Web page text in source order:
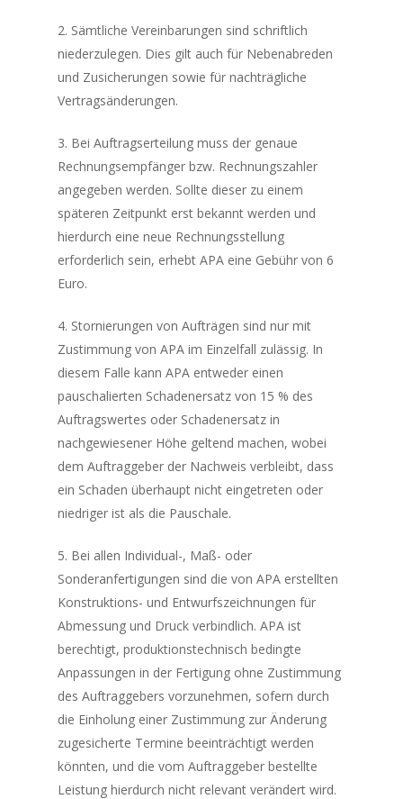
2. Sämtliche Vereinbarungen sind schriftlich
niederzulegen. Dies gilt auch für Nebenabreden
und Zusicherungen sowie für nachträgliche
Vertragsänderungen.
3. Bei Auftragserteilung muss der genaue
Rechnungsempfänger bzw. Rechnungszahler
angegeben werden. Sollte dieser zu einem
späteren Zeitpunkt erst bekannt werden und
hierdurch eine neue Rechnungsstellung
erforderlich sein, erhebt APA eine Gebühr von 6
Euro.
4. Stornierungen von Aufträgen sind nur mit
Zustimmung von APA im Einzelfall zulässig. In
diesem Falle kann APA entweder einen
pauschalierten Schadenersatz von 15 % des
Auftragswertes oder Schadenersatz in
nachgewiesener Höhe geltend machen, wobei
dem Auftraggeber der Nachweis verbleibt, dass
ein Schaden überhaupt nicht eingetreten oder
niedriger ist als die Pauschale.
5. Bei allen Individual-, Maß- oder
Sonderanfertigungen sind die von APA erstellten
Konstruktions- und Entwurfszeichnungen für
Abmessung und Druck verbindlich. APA ist
berechtigt, produktionstechnisch bedingte
Anpassungen in der Fertigung ohne Zustimmung
des Auftraggebers vorzunehmen, sofern durch
die Einholung einer Zustimmung zur Änderung
zugesicherte Termine beeinträchtigt werden
könnten, und die vom Auftraggeber bestellte
Leistung hierdurch nicht relevant verändert wird.